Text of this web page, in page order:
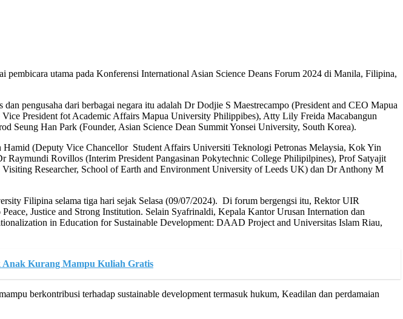
utama pada Konferensi International Asian Science Deans Forum 2024 di Manila, Filipina,
pengusaha dari berbagai negara itu adalah Dr Dodjie S Maestrecampo (President and CEO Mapua
President fot Academic Affairs Mapua University Philippibes), Atty Lily Freida Macabangun
Han Park (Founder, Asian Science Dean Summit Yonsei University, South Korea).
(Deputy Vice Chancellor Student Affairs Universiti Teknologi Petronas Melaysia, Kok Yin
Rovillos (Interim President Pangasinan Pokytechnic College Philipilpines), Prof Satyajit
Researcher, School of Earth and Environment University of Leeds UK) dan Dr Anthony M
Filipina selama tiga hari sejak Selasa (09/07/2024). Di forum bergengsi itu, Rektor UIR
Justice and Strong Institution. Selain Syafrinaldi, Kepala Kantor Urusan Internation dan
in Education for Sustainable Development: DAAD Project and Universitas Islam Riau,
Kurang Mampu Kuliah Gratis
berkontribusi terhadap sustainable development termasuk hukum, Keadilan dan perdamaian